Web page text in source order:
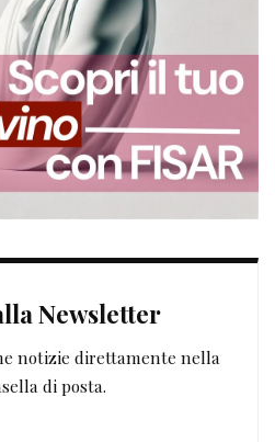
Newsletter
notizie direttamente nella
di posta.